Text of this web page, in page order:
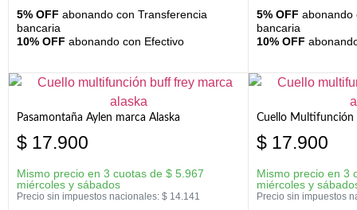
5% OFF abonando con Transferencia
bancaria
10% OFF abonando con Efectivo
5% OFF abonando
bancaria
10% OFF
Pasamontaña Aylen marca Alaska
$ 17.900
Mismo precio en 3 cuotas de $ 5.967
miércoles y sábados
Precio sin impuestos nacionales: $ 14.141
Cuello Multifunción
$ 17.900
Mismo precio en 3
miércoles y
Precio sin impuestos